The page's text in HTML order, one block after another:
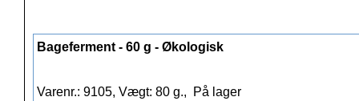
Bageferment - 60 g - Økologisk
Varenr.: 9105, Vægt: 80 g., På lager